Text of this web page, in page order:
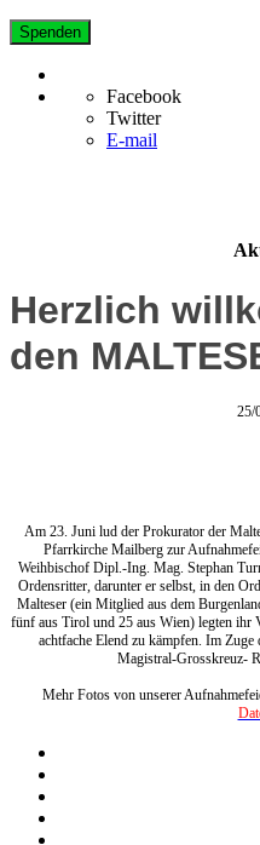
Spenden
Facebook
Twitter
E-mail
Herzlich
den
25/
Am 23. Juni lud der Prokurator der
Pfarrkirche Mailberg zur
Weihbischof Dipl.-Ing. Mag. Stephan
Ordensritter, darunter er selbst, in den
Malteser (ein Mitglied aus dem
fünf aus Tirol und 25 aus Wien) legten ihr
achtfache Elend zu kämpfen. Im
Magistral-Grosskreuz-
Mehr Fotos von unserer